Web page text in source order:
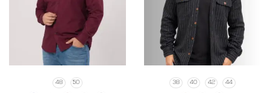
48 50 38 40 42 44